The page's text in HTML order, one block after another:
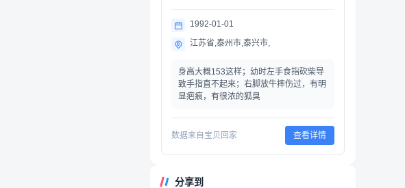
1992-01-01
江苏省,泰州市,泰兴市,
身高大概153这样；幼时左手食指砍柴导
致手指直不起来；右脚放牛摔伤过，有明
显疤痕，有很浓的狐臭
数据来自宝贝回家 查看详情
分享到